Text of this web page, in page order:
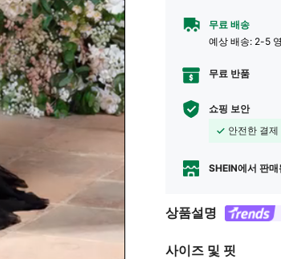
무료 배송
예상 배송: 2-5
무료 반품
쇼핑 보안
안전한 결제
SHEIN에서 판매
상품설명
사이즈 및 핏
4.73